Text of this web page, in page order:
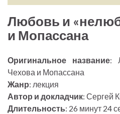
Любовь и
и Мопассана
Оригинальное название:
Чехова и Мопассана
Жанр: лекция
Автор и докладчик: Сергей
Длительность: 26 минут 24